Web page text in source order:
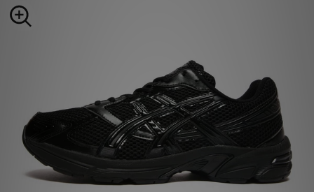
MULHER
DESPORTO
FUTEBOL JD